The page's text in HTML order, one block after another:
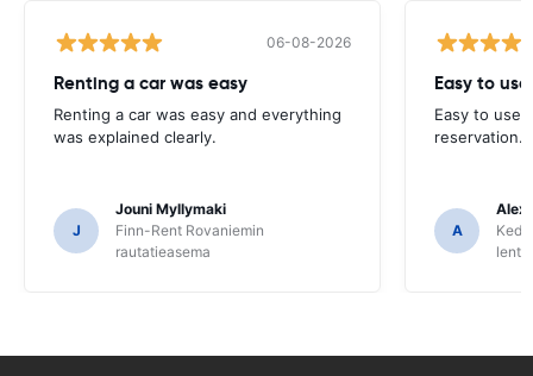
06-08-2026
Renting a car was easy
Renting a car was easy and everything
was explained clearly.
J
Jouni Myllymaki
Finn-Rent Rovaniemin
rautatieasema
Easy to
Easy to use
reservation.
A